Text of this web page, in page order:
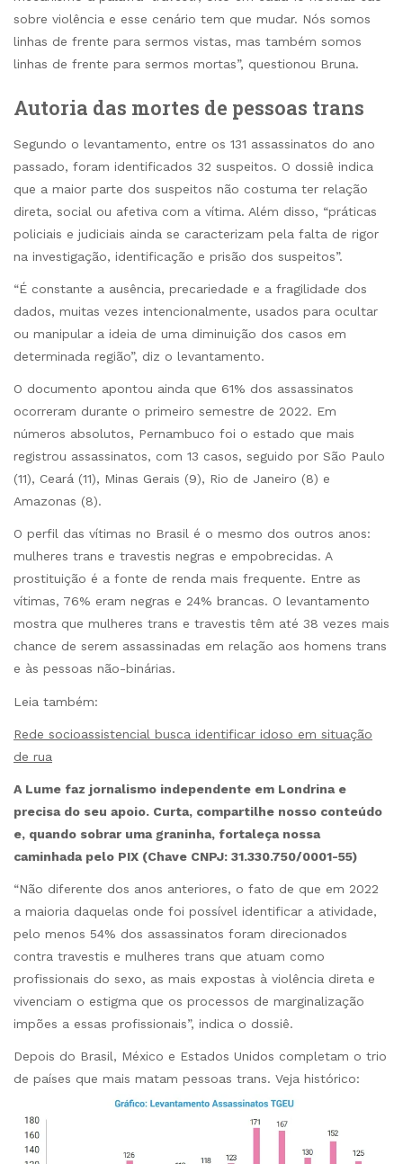
sobre violência e esse cenário tem que mudar. Nós somos
linhas de frente para sermos vistas, mas também somos
linhas de frente para sermos mortas”, questionou Bruna.
Autoria das mortes de pessoas trans
Segundo o levantamento, entre os 131 assassinatos do ano
passado, foram identificados 32 suspeitos. O dossiê indica
que a maior parte dos suspeitos não costuma ter relação
direta, social ou afetiva com a vítima. Além disso, “práticas
policiais e judiciais ainda se caracterizam pela falta de rigor
na investigação, identificação e prisão dos suspeitos”.
“É constante a ausência, precariedade e a fragilidade dos
dados, muitas vezes intencionalmente, usados para ocultar
ou manipular a ideia de uma diminuição dos casos em
determinada região”, diz o levantamento.
O documento apontou ainda que 61% dos assassinatos
ocorreram durante o primeiro semestre de 2022. Em
números absolutos, Pernambuco foi o estado que mais
registrou assassinatos, com 13 casos, seguido por São Paulo
(11), Ceará (11), Minas Gerais (9), Rio de Janeiro (8) e
Amazonas (8).
O perfil das vítimas no Brasil é o mesmo dos outros anos:
mulheres trans e travestis negras e empobrecidas. A
prostituição é a fonte de renda mais frequente. Entre as
vítimas, 76% eram negras e 24% brancas. O levantamento
mostra que mulheres trans e travestis têm até 38 vezes mais
chance de serem assassinadas em relação aos homens trans
e às pessoas não-binárias.
Leia também:
Rede socioassistencial busca identificar idoso em situação
de rua
A Lume faz jornalismo independente em Londrina e
precisa do seu apoio. Curta, compartilhe nosso conteúdo
e, quando sobrar uma graninha, fortaleça nossa
caminhada pelo PIX (Chave CNPJ: 31.330.750/0001-55)
“Não diferente dos anos anteriores, o fato de que em 2022
a maioria daquelas onde foi possível identificar a atividade,
pelo menos 54% dos assassinatos foram direcionados
contra travestis e mulheres trans que atuam como
profissionais do sexo, as mais expostas à violência direta e
vivenciam o estigma que os processos de marginalização
impões a essas profissionais”, indica o dossiê.
Depois do Brasil, México e Estados Unidos completam o trio
de países que mais matam pessoas trans. Veja histórico: